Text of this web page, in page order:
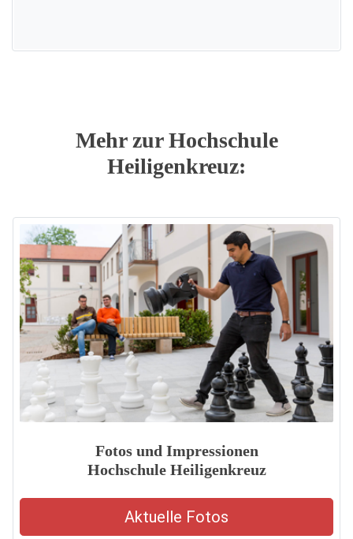
Mehr zur Hochschule
Heiligenkreuz:
Fotos und Impressionen
Hochschule Heiligenkreuz
Aktuelle Fotos